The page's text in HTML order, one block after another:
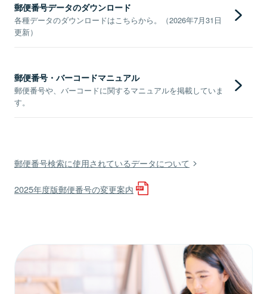
郵便番号データのダウンロード
各種データのダウンロードはこちらから。（2026年7月31日
更新）
郵便番号・バーコードマニュアル
郵便番号や、バーコードに関するマニュアルを掲載していま
す。
郵便番号検索に使用されているデータについて
2025年度版郵便番号の変更案内